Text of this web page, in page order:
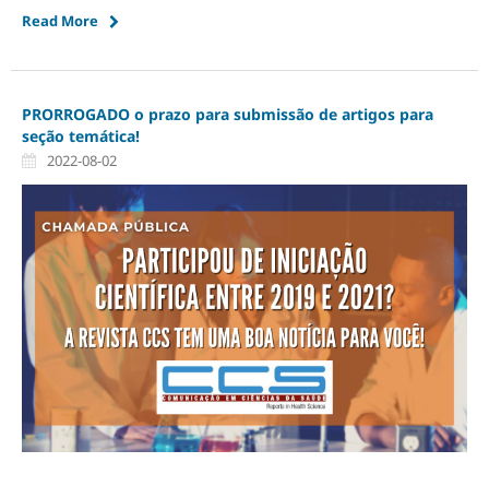
Read More
PRORROGADO o prazo para submissão de artigos para
seção temática!
2022-08-02